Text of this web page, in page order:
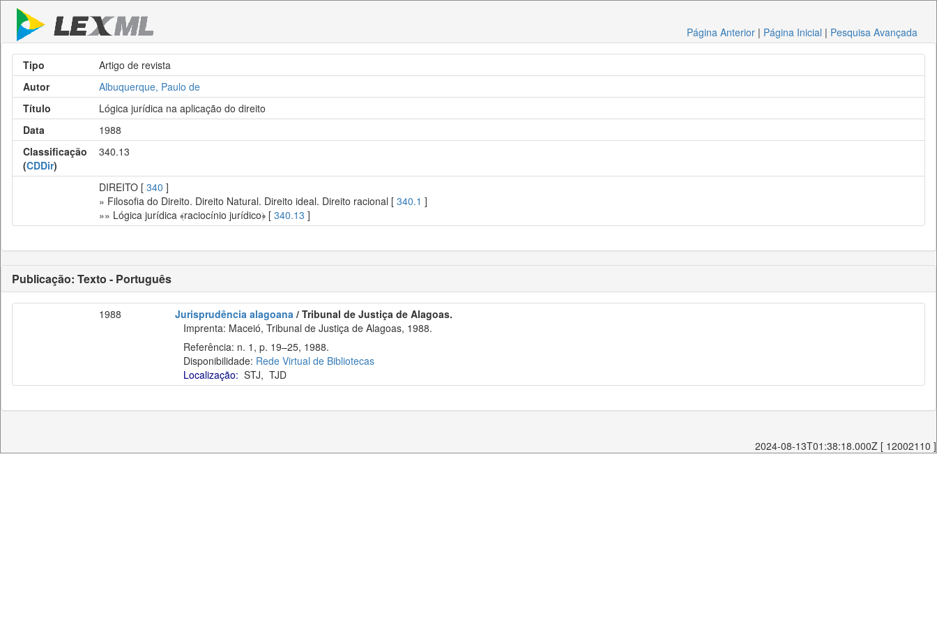
Página Anterior | Página Inicial | Pesquisa Avançada
Tipo
Artigo de revista
Autor
Albuquerque, Paulo de
Título
Lógica jurídica na aplicação do direito
Data
1988
Classificação
(CDDir)
340.13
DIREITO [ 340 ]
» Filosofia do Direito. Direito Natural. Direito ideal. Direito racional [ 340.1 ]
»» Lógica jurídica ﴾raciocínio jurídico﴿ [ 340.13 ]
Publicação: Texto - Português
1988 Jurisprudência alagoana / Tribunal de Justiça de Alagoas.
Imprenta: Maceió, Tribunal de Justiça de Alagoas, 1988.
Referência: n. 1, p. 19–25, 1988.
Disponibilidade: Rede Virtual de Bibliotecas
Localização: STJ, TJD
2024-08-13T01:38:18.000Z [ 12002110 ]